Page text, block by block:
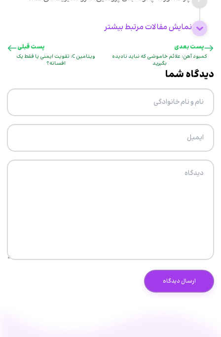
نمایش مقالات مرتبط بیشتر
پست بعدی
کمبود آهن: علائم خاموشی که نباید نادیده
بگیرید
پست قبلی
ویتامین C: تقویت ایمنی یا فقط یک
افسانه؟
دیدگاه شما